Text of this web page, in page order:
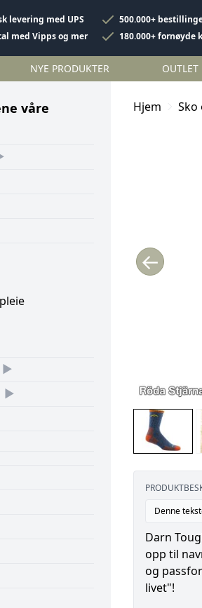
levering med UPS 500.000+
med Vipps og mer
180.000+ fornøyde
NYE PRODUKTER OUTLET
våre Hjem Sko
←
Denne
Darn
opp til
og
livet"!